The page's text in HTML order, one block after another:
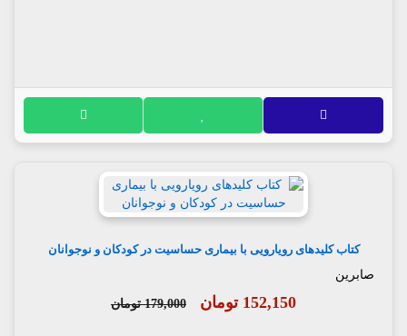
کتاب کلیدهای رویارویی با بیماری حساسیت در کودکان و نوجوانان
صابرین
152,150 تومان 179,000 تومان